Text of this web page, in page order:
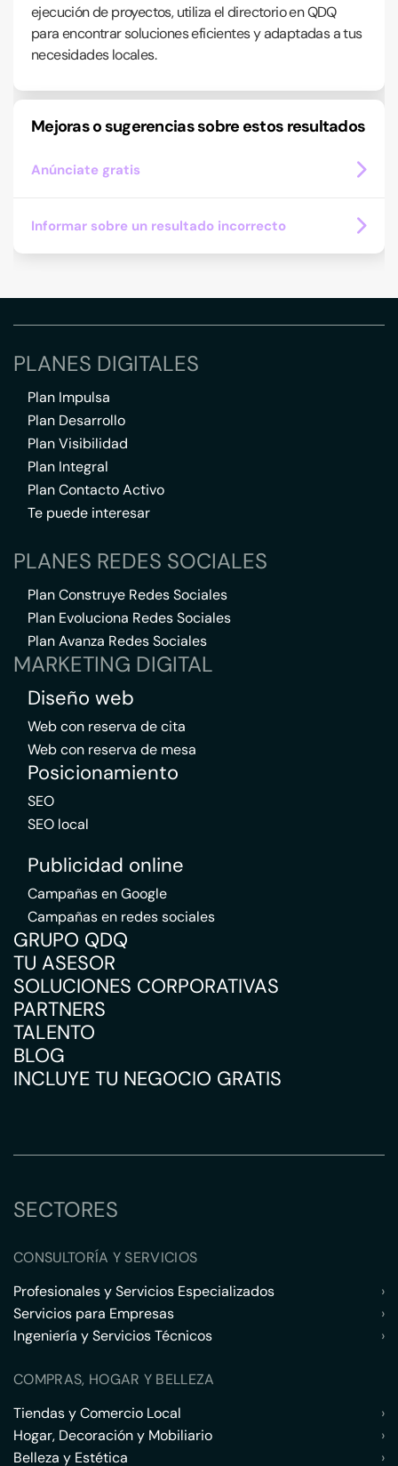
ejecución de proyectos, utiliza el directorio en QDQ
para encontrar soluciones eficientes y adaptadas a tus
necesidades locales.
Mejoras o sugerencias sobre estos resultados
Anúnciate gratis
Informar sobre un resultado incorrecto
PLANES DIGITALES
Plan Impulsa
Plan Desarrollo
Plan Visibilidad
Plan Integral
Plan Contacto Activo
Te puede interesar
PLANES REDES SOCIALES
Plan Construye Redes Sociales
Plan Evoluciona Redes Sociales
Plan Avanza Redes Sociales
MARKETING DIGITAL
Diseño web
Web con reserva de cita
Web con reserva de mesa
Posicionamiento
SEO
SEO local
Publicidad online
Campañas en Google
Campañas en redes sociales
GRUPO QDQ
TU ASESOR
SOLUCIONES CORPORATIVAS
PARTNERS
TALENTO
BLOG
INCLUYE TU NEGOCIO GRATIS
SECTORES
CONSULTORÍA Y SERVICIOS
Profesionales y Servicios Especializados
›
Servicios para Empresas
›
Ingeniería y Servicios Técnicos
›
COMPRAS, HOGAR Y BELLEZA
Tiendas y Comercio Local
›
Hogar, Decoración y Mobiliario
›
Belleza y Estética
›